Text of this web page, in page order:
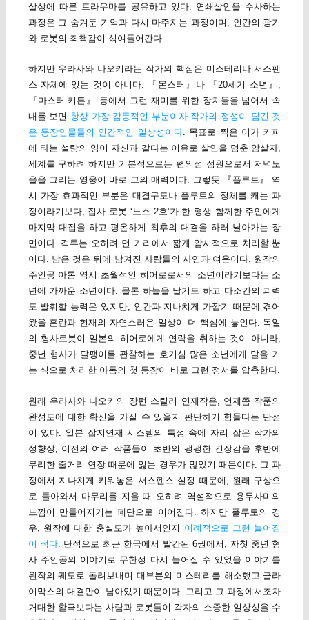
살상에 따른 트라우마를 공유하고 있다. 연쇄살인을 수사하는
과정은 그 숨겨둔 기억과 다시 마주치는 과정이며, 인간의 광기
와 로봇의 죄책감이 섞여들어간다.
하지만 우라사와 나오키라는 작가의 핵심은 미스테리나 서스펜
스 자체에 있는 것이 아니다. 『몬스터』나 『20세기 소년』,
『마스터 키튼』 등에서 그런 재미를 위한 장치들을 넘어서 속
내를 보면 항상 가장 감동적인 부분이자 작가의 정성이 담긴 것
은 등장인물들의 인간적인 일상성이다. 목표로 찍은 이가 커피
에 타는 설탕의 양이 자신과 같다는 이유로 살인을 멈춘 암살자,
세계를 구하려 하지만 기본적으로는 편의점 점원으로서 저녁노
을을 그리는 영웅이 바로 그의 매력이다. 그렇듯 『플루토』 역
시 가장 효과적인 부분은 대결구도나 플루토의 정체를 캐는 과
정이라기보다, 집사 로봇 ‘노스 2호’가 한 평생 함께한 주인에게
마지막 대접을 하고 평온하게 최후의 대결을 하러 날아가는 장
면이다. 격투는 오히려 먼 거리에서 짧게 암시적으로 처리할 뿐
이다. 남은 것은 뒤에 남겨진 사람들의 사연과 여운이다. 원작의
주인공 아톰 역시 초월적인 히어로로서의 소년이라기보다는 소
년에 가까운 소년이다. 물론 하늘을 날기도 하고 다소간의 괴력
도 발휘할 능력은 있지만, 인간과 지나치게 가깝기 때문에 겪어
왔을 혼란과 현재의 자연스러운 일상이 더 핵심에 놓인다. 독일
의 형사로봇이 일본의 히어로에게 연락을 취하는 것이 아니라,
중년 형사가 달팽이를 관찰하는 호기심 많은 소년에게 말을 거
는 식으로 처리한 아톰의 첫 등장이 바로 그런 정서를 압축한다.
원래 우라사와 나오키의 장편 스릴러 연재작은, 언제쯤 작품의
완성도에 대한 확신을 가질 수 있을지 판단하기 힘들다는 단점
이 있다. 일본 잡지연재 시스템의 특성 속에 자리 잡은 작가의
성향상, 이전의 여러 작품들이 초반의 팽팽한 긴장감을 후반에
무리한 줄거리 연장 때문에 잃는 경우가 많았기 때문이다. 그 과
정에서 지나치게 키워놓은 서스펜스 설정 때문에, 원래 구상으
로 돌아와서 마무리를 지을 때 오히려 역설적으로 용두사미의
느낌이 만들어지기는 폐단으로 이어진다. 하지만 플루토의 경
우, 원작에 대한 충실도가 높아서인지 이례적으로 그런 늘어짐
이 적다 . 단적으로 최근 한국에서 발간된 6권에서, 자칫 중년 형
사 주인공의 이야기로 무한정 다시 늘어질 수 있었을 이야기를
원작의 궤도로 돌려보내며 대부분의 미스테리를 해소했고 클라
이막스의 대결만이 남아있기 때문이다. 그리고 그 과정에서조차
거대한 활극보다는 사람과 로봇들이 각자의 소중한 일상성을 수